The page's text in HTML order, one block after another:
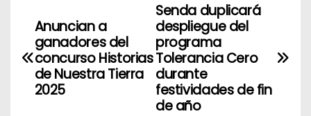
a
Senda duplicará
despliegue del
programa
Tolerancia Cero
durante
festividades de fin
de año
Anuncian a
ganadores del
concurso Historias
de Nuestra Tierra
2025